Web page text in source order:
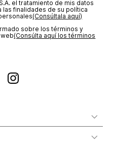
al menú de “Mi cuenta -
webwww.studiofpanama.pa
el tratamiento de mis datos
finalidades de su política
(Consúltala aquí)
sobre los términos y
(Consúlta aquí los términos